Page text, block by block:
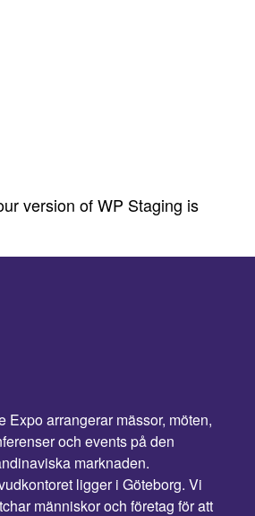
version of WP Staging is
Expo arrangerar mässor, möten,
och events på den
marknaden.
ligger i Göteborg. Vi
människor och företag för att